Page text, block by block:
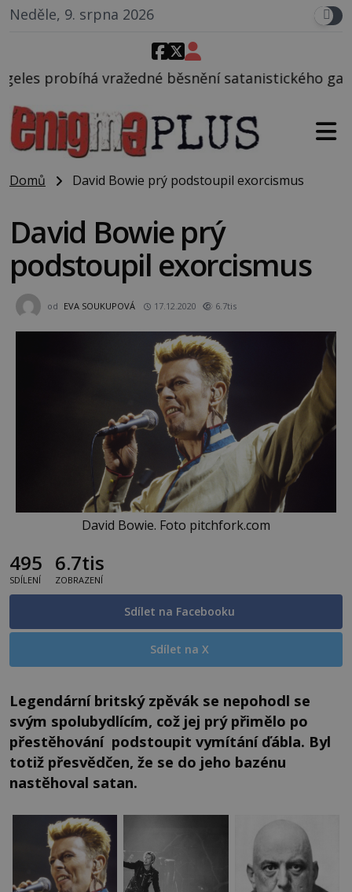
Neděle, 9. srpna 2026
běsnění satanistického gangu vedeného
Domů David Bowie prý podstoupil exorcismus
David Bowie prý
podstoupil exorcismus
od EVA SOUKUPOVÁ 17.12.2020 6.7tis
David Bowie. Foto pitchfork.com
495
SDÍLENÍ
6.7tis
ZOBRAZENÍ
Sdílet na Facebooku
Sdílet na X
Legendární britský zpěvák se nepohodl se
svým spolubydlícím, což jej prý přimělo po
přestěhování podstoupit vymítání ďábla. Byl
totiž přesvědčen, že se do jeho bazénu
nastěhoval satan.